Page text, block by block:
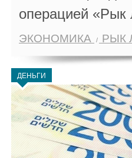
операцией «Рык
ЭКОНОМИКА РЫК
ДЕНЬГИ